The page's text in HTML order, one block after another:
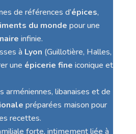
de références d’épices,
du monde pour une
infinie.
à Lyon (Guillotière, Halles,
une épicerie fine iconique et
libanaises et de
préparées maison pour
recettes.
forte, intimement liée à